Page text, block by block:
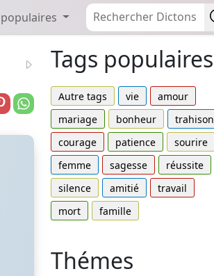
Tags populaires
Autre tags vie
amour
mariage
bonheur
trahison
courage
patience
sourire
femme
sagesse
réussite
silence
amitié
travail
mort
famille
Thémes